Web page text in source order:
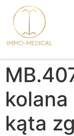
kąta